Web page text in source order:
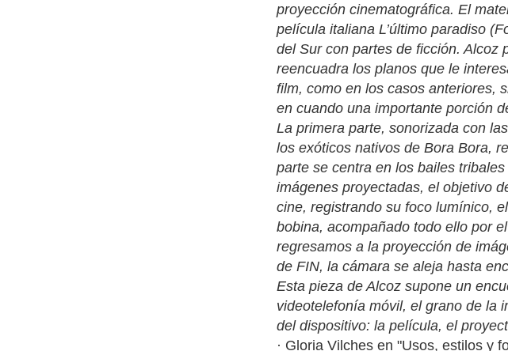
proyección cinematográfica. El
película italiana L’último paradiso
del Sur con partes de ficción. Alcoz
reencuadra los planos que le
film, como en los casos anteriores,
en cuando una importante porción
La primera parte, sonorizada con
los exóticos nativos de Bora Bora,
parte se centra en los bailes
imágenes proyectadas, el objetivo
cine, registrando su foco lumínico,
bobina, acompañado todo ello por
regresamos a la proyección de
de FIN, la cámara se aleja hasta
Esta pieza de Alcoz supone un
videotelefonía móvil, el grano de la
del dispositivo: la película, el
· Gloria Vilches en "Usos, estilos y